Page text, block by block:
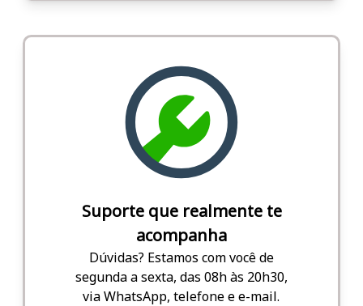
Suporte que realmente te
acompanha
Dúvidas? Estamos com você de
segunda a sexta, das 08h às 20h30,
via WhatsApp, telefone e e-mail.